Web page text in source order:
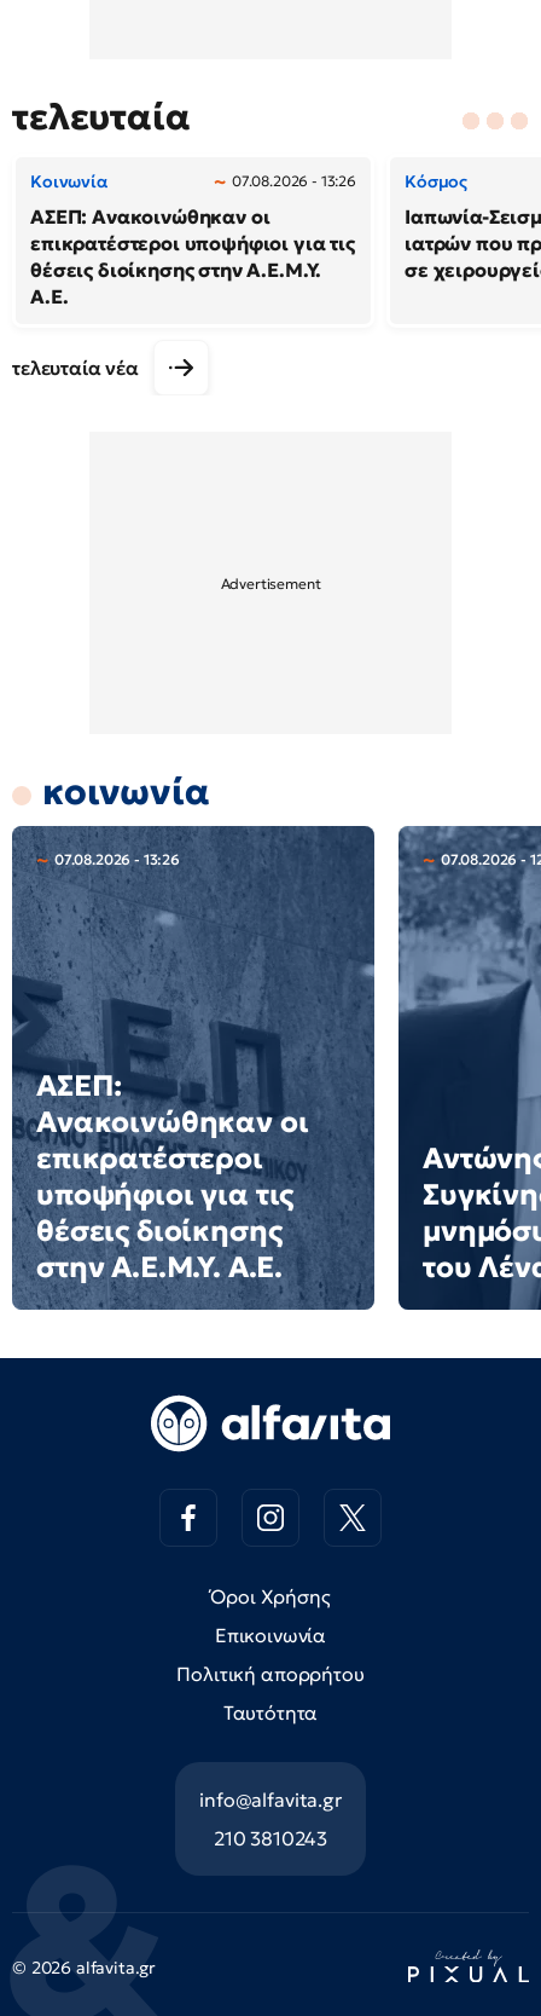
τελευταία
Κοινωνία 07.08.2026 - 13:26
ΑΣΕΠ: Ανακοινώθηκαν οι
επικρατέστεροι υποψήφιοι για τις
θέσεις διοίκησης στην Α.Ε.Μ.Υ.
Α.Ε.
Κόσμος
Ιαπωνία-
ιατρών που
σε
τελευταία νέα
κοινωνία
07.08.2026 - 13:26
ΑΣΕΠ:
Ανακοινώθηκαν οι
επικρατέστεροι
υποψήφιοι για τις
θέσεις διοίκησης
στην Α.Ε.Μ.Υ. Α.Ε.
07.08.2026 -
του
Όροι Χρήσης
Επικοινωνία
Πολιτική απορρήτου
Ταυτότητα
info@alfavita.gr
210 3810243
© 2026 alfavita.gr